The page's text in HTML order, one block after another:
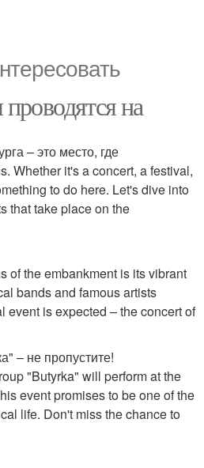
на
– это место, где
Whether it's a concert, a festival,
to do here. Let's dive into
that take place on the
of the embankment is its vibrant
bands and famous artists
event is expected – the concert of
– не пропустите!
"Butyrka" will perform at the
event promises to be one of the
life. Don't miss the chance to